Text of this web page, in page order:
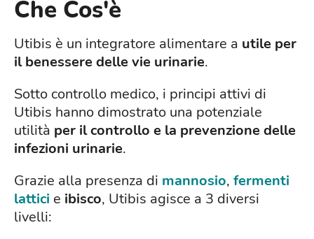
Che Cos'è
Utibis è un integratore alimentare a utile per
il benessere delle vie urinarie.
Sotto controllo medico, i principi attivi di
Utibis hanno dimostrato una potenziale
utilità per il controllo e la prevenzione delle
infezioni urinarie.
Grazie alla presenza di mannosio, fermenti
lattici e ibisco, Utibis agisce a 3 diversi
livelli: